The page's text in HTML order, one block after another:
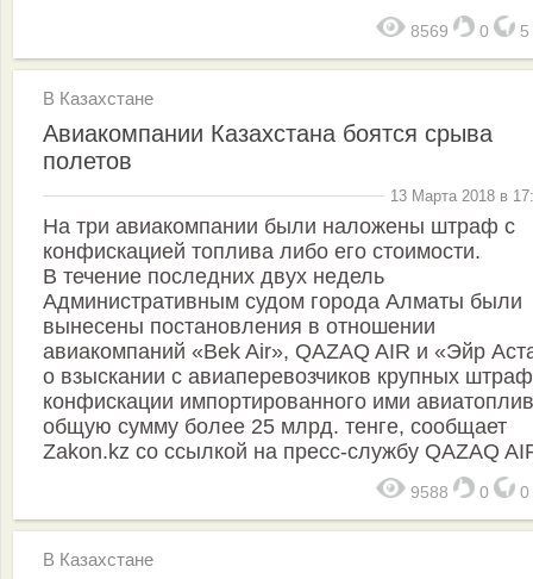
8569 0 5
В Казахстане
Авиакомпании Казахстана боятся срыва
полетов
13 Марта 2018 в
На три авиакомпании были наложены штраф с
конфискацией топлива либо его стоимости.
В течение последних двух недель
Административным судом города Алматы были
вынесены постановления в отношении
авиакомпаний «Bek Air», QAZAQ AIR и «Эйр
о взыскании с авиаперевозчиков крупных
конфискации импортированного ими
общую сумму более 25 млрд. тенге, сообщает
Zakon.kz со ссылкой на пресс-службу QAZAQ
9588 0 0
В Казахстане